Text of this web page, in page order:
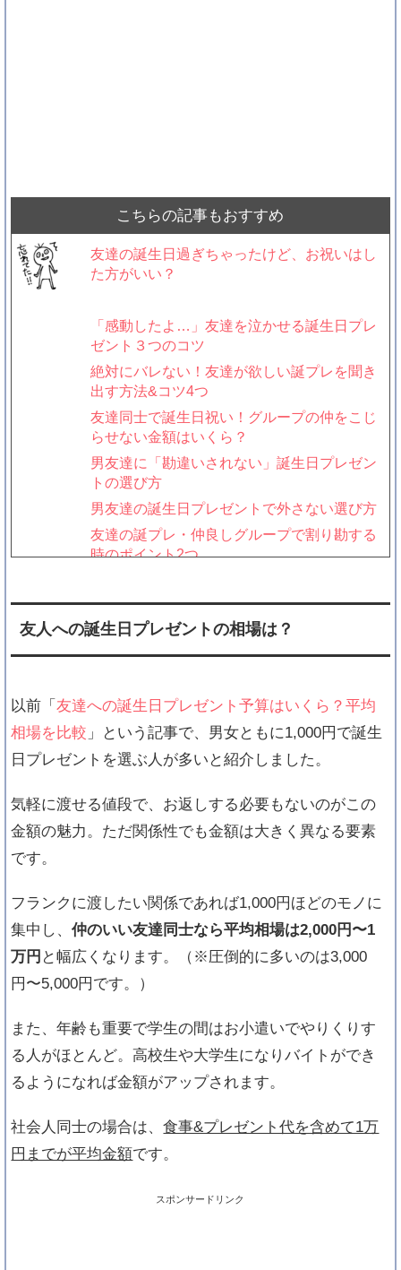
こちらの記事もおすすめ
友達の誕生日過ぎちゃったけど、お祝いはし
た方がいい？
「感動したよ…」友達を泣かせる誕生日プレ
ゼント３つのコツ
絶対にバレない！友達が欲しい誕プレを聞き
出す方法&コツ4つ
友達同士で誕生日祝い！グループの仲をこじ
らせない金額はいくら？
男友達に「勘違いされない」誕生日プレゼン
トの選び方
男友達の誕生日プレゼントで外さない選び方
友達の誕プレ・仲良しグループで割り勘する
時のポイント2つ
を見つけ出すコツ
何がいい？誕生日プレゼントで思う『男友
かわいいっ！LINEのおすすめバースデースタ
ンプ・7選！
誕生日のお返しにかける金額・相場はどれぐ
「もうやめたい！」友達の誕生日プレゼント
交換を辞めるには？
友達への誕生日プレゼント予算はいくら？平
均相場を比較
誕生日おめでとう！を伝えるかわいい顔文字
と絵文字まとめ
友人への誕生日プレゼントの相場は？
以前「友達への誕生日プレゼント予算はいくら？平均
相場を比較 」という記事で、男女ともに1,000円で誕生
日プレゼントを選ぶ人が多いと紹介しました。
気軽に渡せる値段で、お返しする必要もないのがこの
金額の魅力。ただ関係性でも金額は大きく異なる要素
です。
フランクに渡したい関係であれば1,000円ほどのモノに
集中し、仲のいい友達同士なら平均相場は2,000円〜1
万円 と幅広くなります。（※圧倒的に多いのは3,000
円〜5,000円です。）
また、年齢も重要で学生の間はお小遣いでやりくりす
る人がほとんど。高校生や大学生になりバイトができ
るようになれば金額がアップされます。
社会人同士の場合は、食事&プレゼント代を含めて1万
円までが平均金額です。
スポンサードリンク